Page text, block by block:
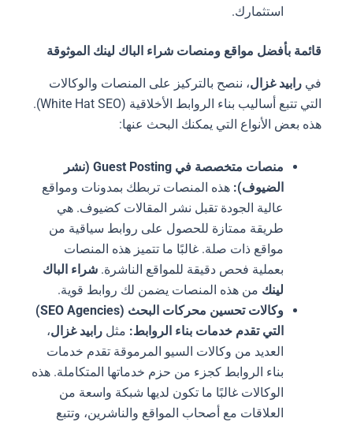
استثمارك.
قائمة بأفضل مواقع ومنصات شراء الباك لينك الموثوقة
في رابيد غزال، ننصح بالتركيز على المنصات والوكالات
التي تتبع أساليب بناء الروابط الأخلاقية (White Hat SEO).
هذه بعض الأنواع التي يمكنك البحث عنها:
منصات متخصصة في Guest Posting (نشر
الضيوف):هذه المنصات تربطك بمدونات ومواقع
عالية الجودة تقبل نشر المقالات كضيوف. هي
طريقة ممتازة للحصول على روابط سياقية من
مواقع ذات صلة. غالبًا ما تتميز هذه المنصات
بعملية فحص دقيقة للمواقع الناشرة.شراء الباك
لينكمن هذه المنصات يضمن لك روابط قوية.
وكالات تحسين محركات البحث (SEO Agencies)
التي تقدم خدمات بناء الروابط:مثل رابيد غزال،
العديد من وكالات السيو المرموقة تقدم خدمات
بناء الروابط كجزء من حزم خدماتها المتكاملة. هذه
الوكالات غالبًا ما تكون لديها شبكة واسعة من
العلاقات مع أصحاب المواقع والناشرين، وتتبع